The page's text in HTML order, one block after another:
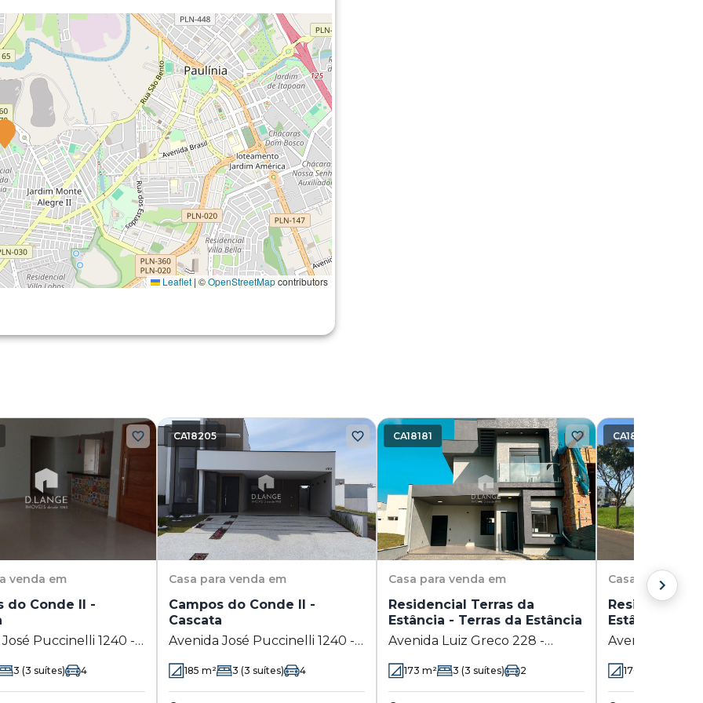
Leaflet|©OpenStreetMapcontributors
venda em
do Conde II -
Puccinelli 1240 -
3 (3 suítes) 4
CA18205
Casa para venda em
Campos do Conde II -
Cascata
Avenida José Puccinelli 1240 -
185 m² 3 (3 suítes) 4
CA18181
Casa para venda em
Residencial Terras da
Estância - Terras da Estância
Avenida Luiz Greco 228 -
SP173 m² 3 (3 suítes) 2
CA18520
Casa para
Residencial
Avenida Luiz
176.16